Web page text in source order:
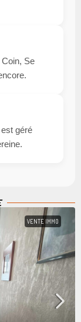
Se
géré
VENTE IMMO